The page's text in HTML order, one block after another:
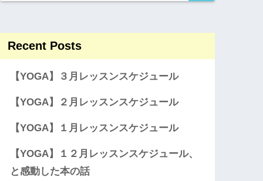
Recent Posts
【YOGA】３月レッスンスケジュール
【YOGA】２月レッスンスケジュール
【YOGA】１月レッスンスケジュール
【YOGA】１２月レッスンスケジュール、
と感動した本の話